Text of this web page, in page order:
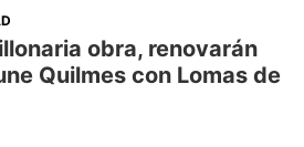
obra, renovarán
Quilmes con Lomas de